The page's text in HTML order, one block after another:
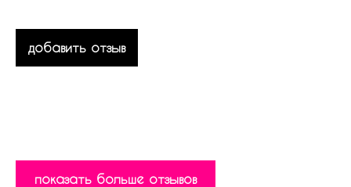
добавить отзыв
показать больше отзывов